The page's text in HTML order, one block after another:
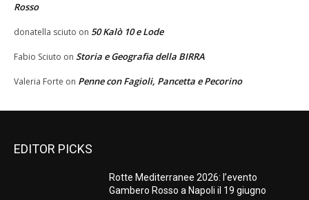
Rosso
donatella sciuto on 50 Kalò 10 e Lode
Fabio Sciuto on Storia e Geografia della BIRRA
Valeria Forte on Penne con Fagioli, Pancetta e Pecorino
EDITOR PICKS
Rotte Mediterranee 2026: l’evento
Gambero Rosso a Napoli il 19 giugno